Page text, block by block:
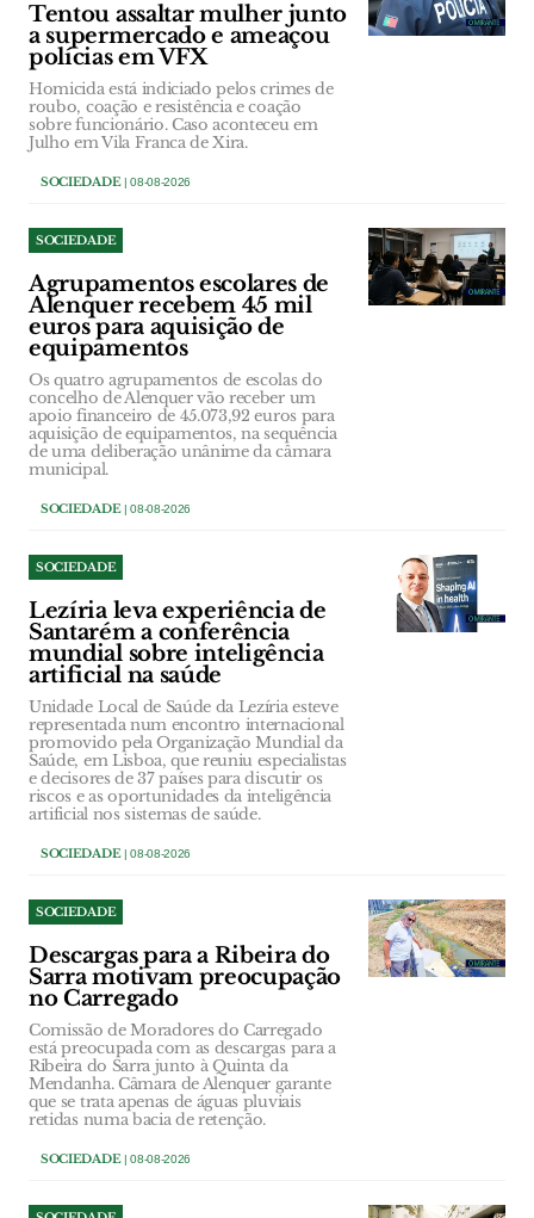
Tentou assaltar mulher junto
a supermercado e ameaçou
polícias em VFX
Homicida está indiciado pelos crimes de
roubo, coação e resistência e coação
sobre funcionário. Caso aconteceu em
Julho em Vila Franca de Xira.
SOCIEDADE| 08-08-2026
SOCIEDADE
Agrupamentos escolares de
Alenquer recebem 45 mil
euros para aquisição de
equipamentos
Os quatro agrupamentos de escolas do
concelho de Alenquer vão receber um
apoio financeiro de 45.073,92 euros para
aquisição de equipamentos, na sequência
de uma deliberação unânime da câmara
municipal.
SOCIEDADE| 08-08-2026
SOCIEDADE
Lezíria leva experiência de
Santarém a conferência
mundial sobre inteligência
artificial na saúde
Unidade Local de Saúde da Lezíria esteve
representada num encontro internacional
promovido pela Organização Mundial da
Saúde, em Lisboa, que reuniu especialistas
e decisores de 37 países para discutir os
riscos e as oportunidades da inteligência
artificial nos sistemas de saúde.
SOCIEDADE| 08-08-2026
SOCIEDADE
Descargas para a Ribeira do
Sarra motivam preocupação
no Carregado
Comissão de Moradores do Carregado
está preocupada com as descargas para a
Ribeira do Sarra junto à Quinta da
Mendanha. Câmara de Alenquer garante
que se trata apenas de águas pluviais
retidas numa bacia de retenção.
SOCIEDADE| 08-08-2026